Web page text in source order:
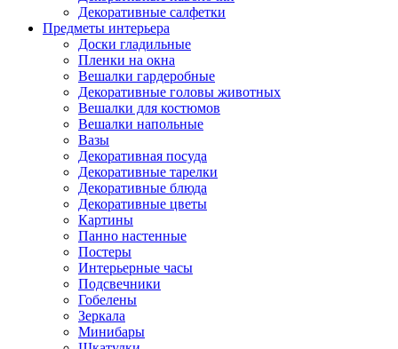
Декоративные салфетки
Предметы интерьера
Доски гладильные
Пленки на окна
Вешалки гардеробные
Декоративные головы животных
Вешалки для костюмов
Вешалки напольные
Вазы
Декоративная посуда
Декоративные тарелки
Декоративные блюда
Декоративные цветы
Картины
Панно настенные
Постеры
Интерьерные часы
Подсвечники
Гобелены
Зеркала
Минибары